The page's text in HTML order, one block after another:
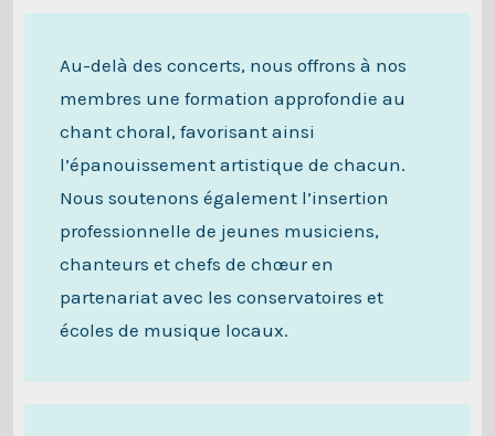
Au-delà des concerts, nous offrons à nos
membres une formation approfondie au
chant choral, favorisant ainsi
l’épanouissement artistique de chacun.
Nous soutenons également l’insertion
professionnelle de jeunes musiciens,
chanteurs et chefs de chœur en
partenariat avec les conservatoires et
écoles de musique locaux.